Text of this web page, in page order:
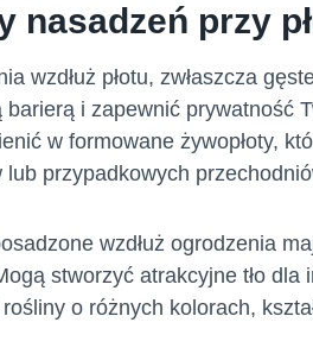
nasadzeń przy
wzdłuż płotu, zwłaszcza
barierą i zapewnić prywatność
w formowane żywopłoty,
lub przypadkowych
wzdłuż ogrodzenia
stworzyć atrakcyjne tło
o różnych kolorach,